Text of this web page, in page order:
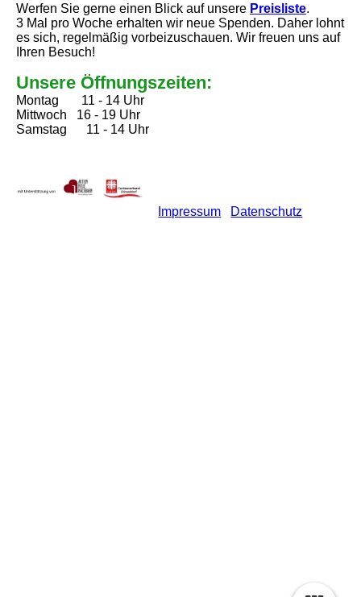
Werfen Sie gerne einen Blick auf unsere Preisliste.
3 Mal pro Woche erhalten wir neue Spenden. Daher lohnt
es sich, regelmäßig vorbeizuschauen. Wir freuen uns auf
Ihren Besuch!
Unsere Öffnungszeiten:
Montag 11 - 14 Uhr
Mittwoch 16 - 19 Uhr
Samstag 11 - 14 Uhr
Impressum Datenschutz